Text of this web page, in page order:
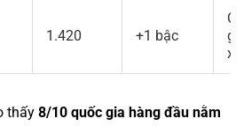
1.420 +1 bậc
thấy 8/10 quốc gia hàng đầu nằm